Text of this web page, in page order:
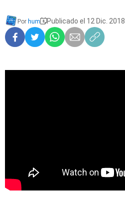
Por hum Publicado el 12 Dic. 2018